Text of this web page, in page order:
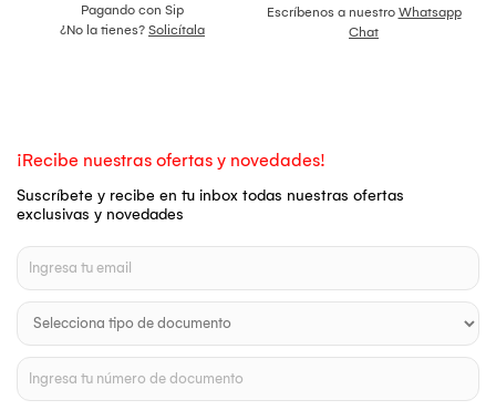
Pagando con Sip
¿No la tienes? Solicítala
Escríbenos a nuestro Whatsapp
Chat
¡Recibe nuestras ofertas y novedades!
Suscríbete y recibe en tu inbox todas nuestras ofertas
exclusivas y novedades